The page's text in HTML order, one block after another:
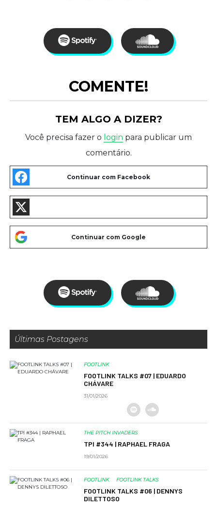
COMENTE!
TEM ALGO A DIZER?
Você precisa fazer o login para publicar um
comentário.
Últimas Postagens
FOOTLINK
FOOTLINK TALKS #07 | EDUARDO
CHÁVARE
31/01/2026
THE PITCH INVADERS
TPI #344 | RAPHAEL FRAGA
19/01/2026
FOOTLINK FOOTLINK TALKS
FOOTLINK TALKS #06 | DENNYS
DILETTOSO